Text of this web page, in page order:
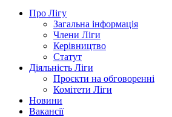
Про Лігу
Загальна інформація
Члени Ліги
Керівництво
Статут
Діяльність Ліги
Проєкти на обговоренні
Комітети Ліги
Новини
Вакансії